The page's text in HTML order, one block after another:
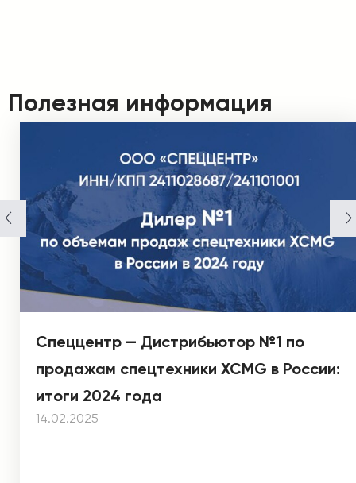
Полезная информация
Спеццентр — Дистрибьютор №1 по
продажам спецтехники XCMG в России:
итоги 2024 года
14.02.2025